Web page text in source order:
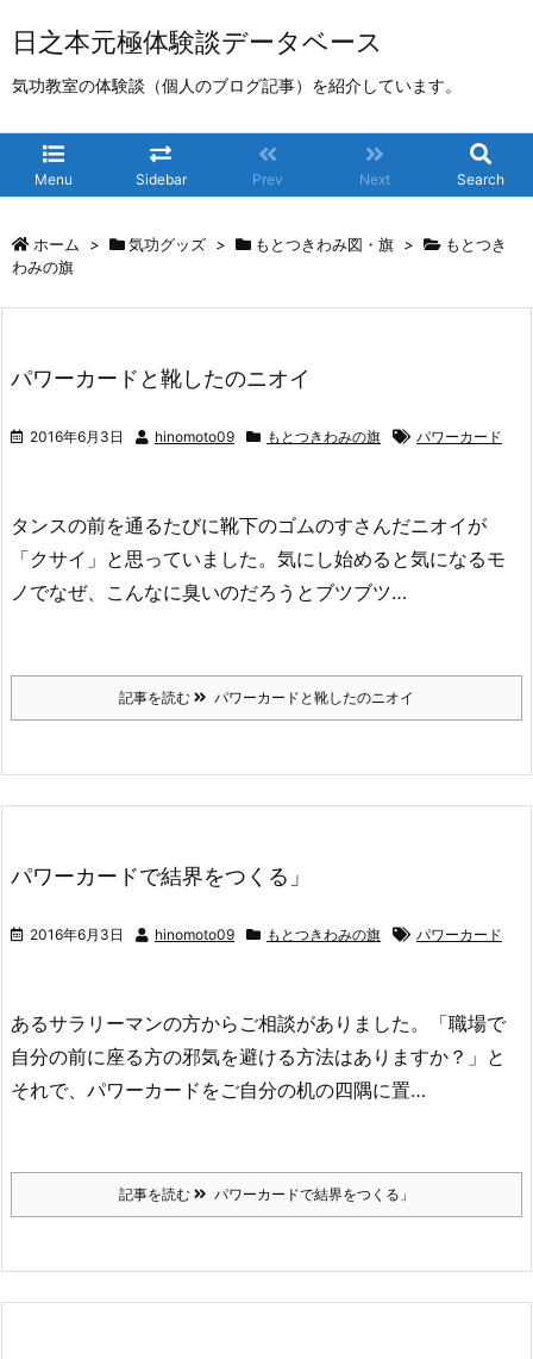
日之本元極体験談データベース
気功教室の体験談（個人のブログ記事）を紹介しています。
Menu Sidebar Prev Next Search
ホーム > 気功グッズ > もとつきわみ図・旗 >
もとつき
わみの旗
パワーカードと靴したのニオイ
2016年6月3日 hinomoto09 もとつきわみの旗 パワーカード
タンスの前を通るたびに靴下のゴムのすさんだニオイが
「クサイ」と思っていました。気にし始めると気になるモ
ノでなぜ、こんなに臭いのだろうとブツブツ…
記事を読む パワーカードと靴したのニオイ
パワーカードで結界をつくる」
2016年6月3日 hinomoto09 もとつきわみの旗 パワーカード
あるサラリーマンの方からご相談がありました。「職場で
自分の前に座る方の邪気を避ける方法はありますか？」と
それで、パワーカードをご自分の机の四隅に置…
記事を読む パワーカードで結界をつくる」